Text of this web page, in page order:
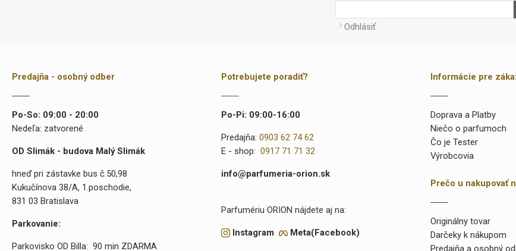
Odhlásiť
Predajňa - osobný odber
Po-So: 09:00 - 20:00
Nedeľa: zatvorené
OD Slimák - budova Malý Slimák
hneď pri zástavke bus č.50,98
Kukučínova 38/A, 1.poschodie,
831 03 Bratislava
Parkovanie:
Parkovisko OD Billa: 90 min ZDARMA
Potrebujete poradiť?
Po-Pi: 09:00-16:00
Predajňa:0903 62 74 62
E - shop:0917 71 71 32
info@parfumeria-orion.sk
Parfumériu ORION nájdete aj na:
Instagram Meta(Facebook)
Informácie pre
Doprava a Platby
Niečo o parfumoch
Čo je Tester
Výrobcovia
Prečo u nakupovať
Originálny tovar
Darčeky k nákupom
Predajňa a osobný